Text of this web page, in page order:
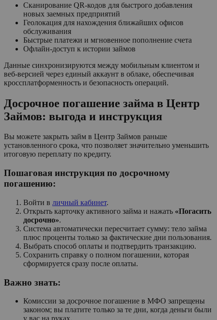
Сканирование QR-кодов для быстрого добавления
новых заемных предприятий
Геолокация для нахождения ближайших офисов
обслуживания
Быстрые платежи и мгновенное пополнение счета
Офлайн-доступ к истории займов
Данные синхронизируются между мобильным клиентом и
веб-версией через единый аккаунт в облаке, обеспечивая
кроссплатформенность и безопасность операций.
Досрочное погашение займа в Центр
Займов: выгода и инструкция
Вы можете закрыть займ в Центр Займов раньше
установленного срока, что позволяет значительно уменьшить
итоговую переплату по кредиту.
Пошаговая инструкция по досрочному
погашению:
Войти в личный кабинет.
Открыть карточку активного займа и нажать «Погасить
досрочно».
Система автоматически пересчитает сумму: тело займа
плюс проценты только за фактические дни пользования.
Выбрать способ оплаты и подтвердить транзакцию.
Сохранить справку о полном погашении, которая
сформируется сразу после оплаты.
Важно знать:
Комиссии за досрочное погашение в МФО запрещены
законом; вы платите только за те дни, когда деньги были